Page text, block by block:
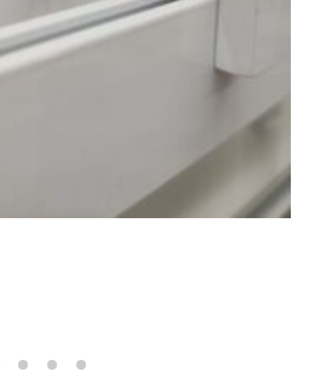
Tento